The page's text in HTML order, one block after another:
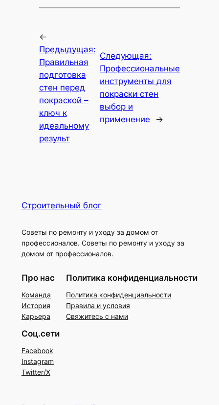
←
Предыдущая:
Правильная
подготовка
стен перед
покраской –
ключ к
идеальному
результ
Следующая:
Профессиональные
инструменты для
покраски стен
выбор и
применение
→
Строительный блог
Советы по ремонту и уходу за домом от
профессионалов. Советы по ремонту и уходу за
домом от профессионалов.
Про нас
Команда
История
Карьера
Политика конфиденциальности
Политика конфиденциальности
Правила и условия
Свяжитесь с нами
Соц.сети
Facebook
Instagram
Twitter/X